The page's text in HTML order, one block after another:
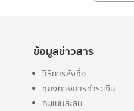
ข้อมูลข่าวสาร
วิธีการสั่งซื้อ
ช่องทางการชำระเงิน
คะแนนสะสม